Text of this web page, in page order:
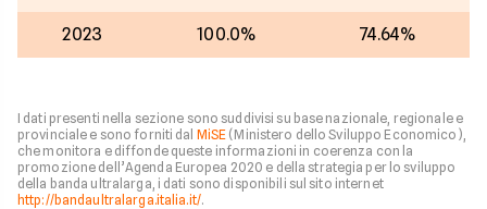
2023 100.0% 74.64%
I dati presenti nella sezione sono suddivisi su base nazionale, regionale e
provinciale e sono forniti dal MiSE (Ministero dello Sviluppo Economico),
che monitora e diffonde queste informazioni in coerenza con la
promozione dell’Agenda Europea 2020 e della strategia per lo sviluppo
della banda ultralarga, i dati sono disponibili sul sito internet
http://bandaultralarga.italia.it/.